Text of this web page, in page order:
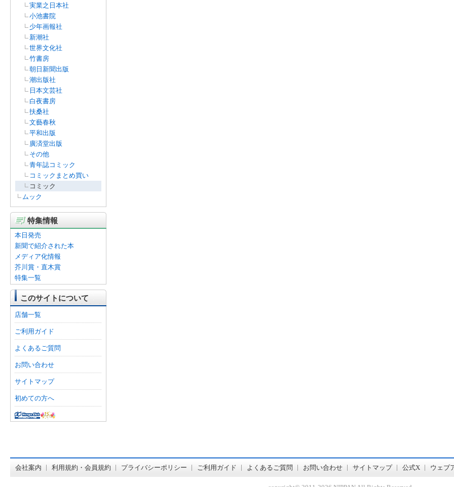
実業之日本社
小池書院
少年画報社
新潮社
世界文化社
竹書房
朝日新聞出版
潮出版社
日本文芸社
白夜書房
扶桑社
文藝春秋
平和出版
廣済堂出版
その他
青年誌コミック
コミックまとめ買い
コミック
ムック
特集情報
本日発売
新聞で紹介された本
メディア化情報
芥川賞・直木賞
特集一覧
このサイトについて
店舗一覧
ご利用ガイド
よくあるご質問
お問い合わせ
サイトマップ
初めての方へ
会社案内 利用規約・会員規約 プライバシーポリシー ご利用ガイド よくあるご質問 お問い合わせ サイトマップ 公式X ウェブ